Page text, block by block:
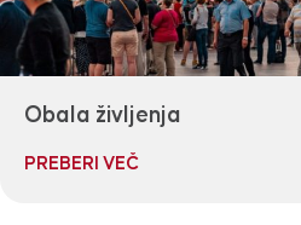
Obala življenja
PREBERI VEČ